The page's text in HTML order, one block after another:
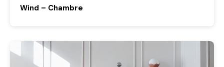
Wind – Chambre